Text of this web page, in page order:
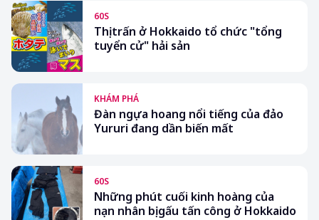
60S
Thị trấn ở Hokkaido tổ chức "tổng
tuyển cử" hải sản
KHÁM PHÁ
Đàn ngựa hoang nổi tiếng của đảo
Yururi đang dần biến mất
60S
Những phút cuối kinh hoàng của
nạn nhân bị gấu tấn công ở Hokkaido